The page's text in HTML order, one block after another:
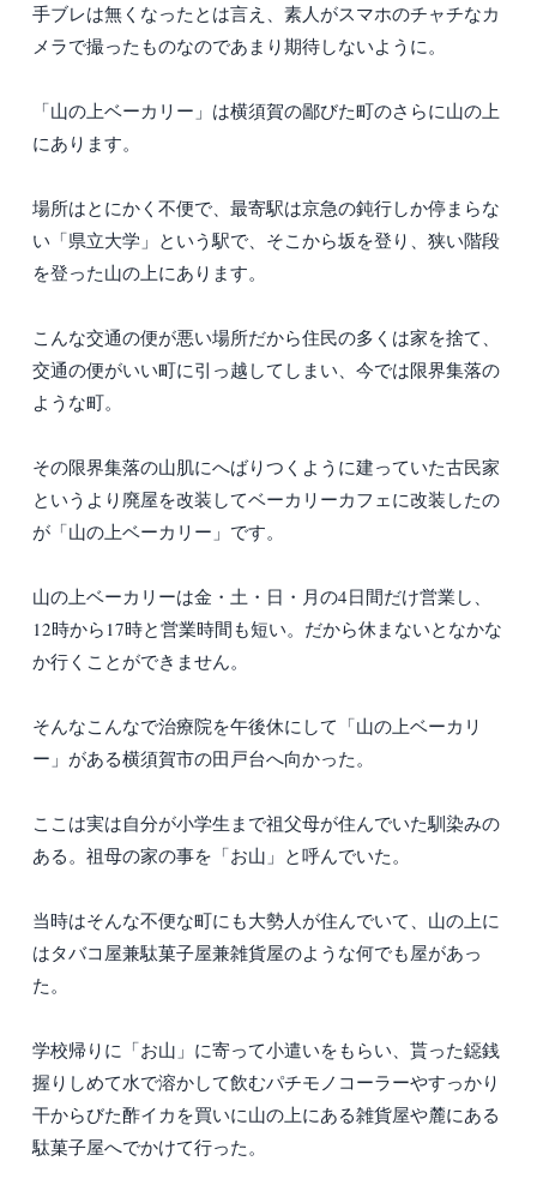
手ブレは無くなったとは言え、素人がスマホのチャチなカ
メラで撮ったものなのであまり期待しないように。
「山の上ベーカリー」は横須賀の鄙びた町のさらに山の上
にあります。
場所はとにかく不便で、最寄駅は京急の鈍行しか停まらな
い「県立大学」という駅で、そこから坂を登り、狭い階段
を登った山の上にあります。
こんな交通の便が悪い場所だから住民の多くは家を捨て、
交通の便がいい町に引っ越してしまい、今では限界集落の
ような町。
その限界集落の山肌にへばりつくように建っていた古民家
というより廃屋を改装してベーカリーカフェに改装したの
が「山の上ベーカリー」です。
山の上ベーカリーは金・土・日・月の4日間だけ営業し、
12時から17時と営業時間も短い。だから休まないとなかな
か行くことができません。
そんなこんなで治療院を午後休にして「山の上ベーカリ
ー」がある横須賀市の田戸台へ向かった。
ここは実は自分が小学生まで祖父母が住んでいた馴染みの
ある。祖母の家の事を「お山」と呼んでいた。
当時はそんな不便な町にも大勢人が住んでいて、山の上に
はタバコ屋兼駄菓子屋兼雑貨屋のような何でも屋があっ
た。
学校帰りに「お山」に寄って小遣いをもらい、貰った鐚銭
握りしめて水で溶かして飲むパチモノコーラーやすっかり
干からびた酢イカを買いに山の上にある雑貨屋や麓にある
駄菓子屋へでかけて行った。